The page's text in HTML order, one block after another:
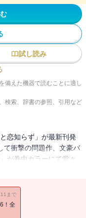
試し読み
備えた機器で読むことに適し
検索、辞書の参照、引用など
恋知らず」が最新刊発
て衝撃の問題作、文豪バ
が巻中カラーにて堂々
讐のダークファンタジ
。特別付録はついてお
への応募はできませ
です。【収録作品】
まで
！全